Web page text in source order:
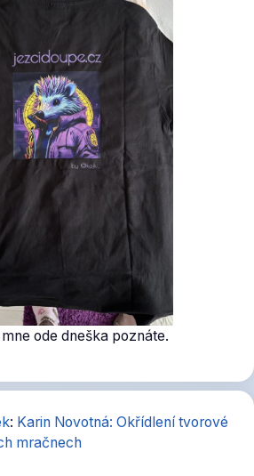
ode dneška poznáte.
: Karin Novotná: Okřídlení tvorové
mračnech